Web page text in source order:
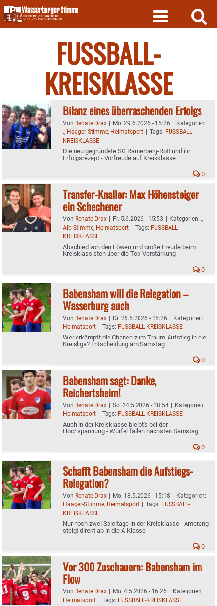
Skip
to
content
FUSSBALL-
KREISKLASSE
Bilanz eines überraschenden Erfolgs
Von Renate Drax | Mo. 29.6.2026 - 15:26 | Kategorien:
., Haager-Stimme, Heimatsport | Tags: FUSSBALL-
KREISKLASSE
Die neu gegründete SG Ramerberg-Rott und ihr
Erfolgsrezept - Vorfreude auf Kreisklasse
0
Transfer-Knaller: Max Höhensteiger
ein Schechener
Von Renate Drax | Fr. 5.6.2026 - 15:53 | Kategorien: .,
Aib-Stimme, Heimatsport | Tags: FUSSBALL-
KREISKLASSE
Abschied von den Löwen und große Freude beim
Kreisklassisten über die Top-Verstärkung
0
Babensham will die Relegation –
Wasserburg auch
Von Renate Drax | Di. 26.5.2026 - 15:26 | Kategorien:
Heimatsport | Tags: FUSSBALL-KREISKLASSE
Wer erkämpft die Chance zum Traum-Aufstieg in die
Kreisliga? Entscheidung am Samstag
0
Babensham sagt: Danke,
Reichertsheim!
Von Renate Drax | So. 24.5.2026 - 18:54 | Kategorien:
Heimatsport | Tags: FUSSBALL-KREISKLASSE
Auch in der Kreisklasse bleibt's bei der
Hochspannung - Würfel fallen nächsten Samstag
0
Schafft Babensham die Aufstiegs-
Relegation?
Von Renate Drax | Mo. 18.5.2026 - 15:18 | Kategorien:
Haager-Stimme, Heimatsport | Tags: FUSSBALL-
KREISKLASSE
Nur noch zwei Spieltage in der Kreisklasse - Amerang
steigt direkt ab in die A-Klasse
0
Vor 300 Zuschauern: Babensham im
Flow
Von Renate Drax | Mo. 4.5.2026 - 16:26 | Kategorien:
Heimatsport | Tags: FUSSBALL-KREISKLASSE